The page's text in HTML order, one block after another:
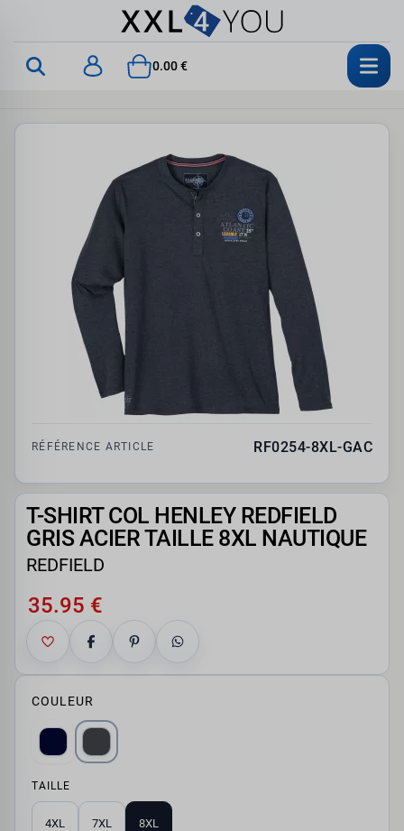
0.00 €
RÉFÉRENCE ARTICLE RF0254-8XL-GAC
T-SHIRT COL HENLEY REDFIELD
GRIS ACIER TAILLE 8XL NAUTIQUE
REDFIELD
35.95 €
COULEUR
TAILLE
4XL 7XL 8XL